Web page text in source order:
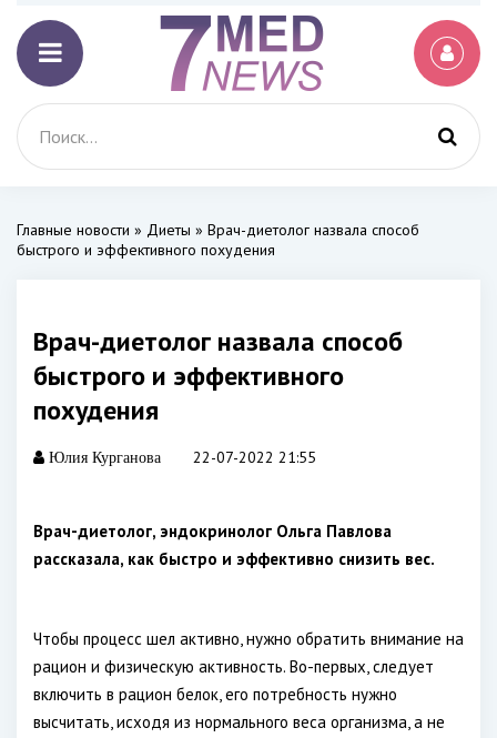
Главные новости » Диеты » Врач-диетолог назвала способ
быстрого и эффективного похудения
Врач-диетолог назвала способ
быстрого и эффективного
похудения
Юлия Курганова 22-07-2022 21:55
Врач-диетолог, эндокринолог Ольга Павлова
рассказала, как быстро и эффективно снизить вес.
Чтобы процесс шел активно, нужно обратить внимание на
рацион и физическую активность. Во-первых, следует
включить в рацион белок, его потребность нужно
высчитать, исходя из нормального веса организма, а не